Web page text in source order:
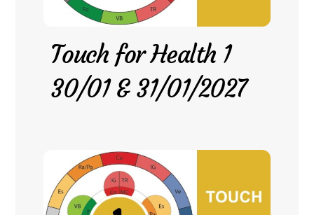
Touch for Health 1
30/01 & 31/01/2027